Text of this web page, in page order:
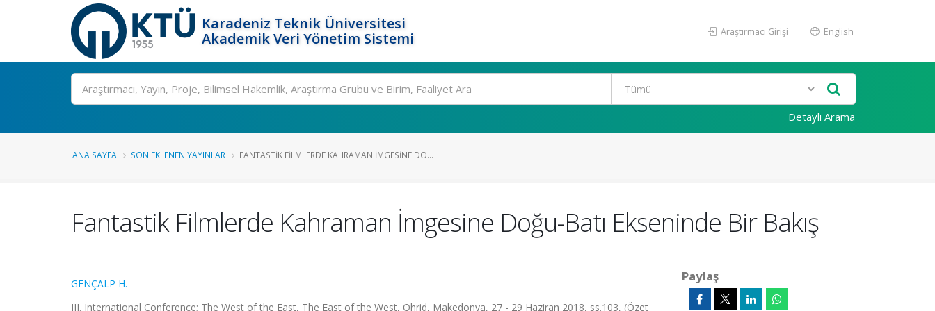
Karadeniz Teknik Üniversitesi
Akademik Veri Yönetim Sistemi
Araştırmacı Girişi English
Ara
Detaylı Arama
ANA SAYFA SON EKLENEN YAYINLAR FANTASTIK FILMLERDE KAHRAMAN İMGESINE DO...
Fantastik Filmlerde Kahraman İmgesine Doğu-Batı Ekseninde Bir Bakış
GENÇALP H.
III. International Conference; The West of the East, The East of the West, Ohrid, Makedonya, 27 - 29 Haziran 2018, ss.103, (Özet
Paylaş